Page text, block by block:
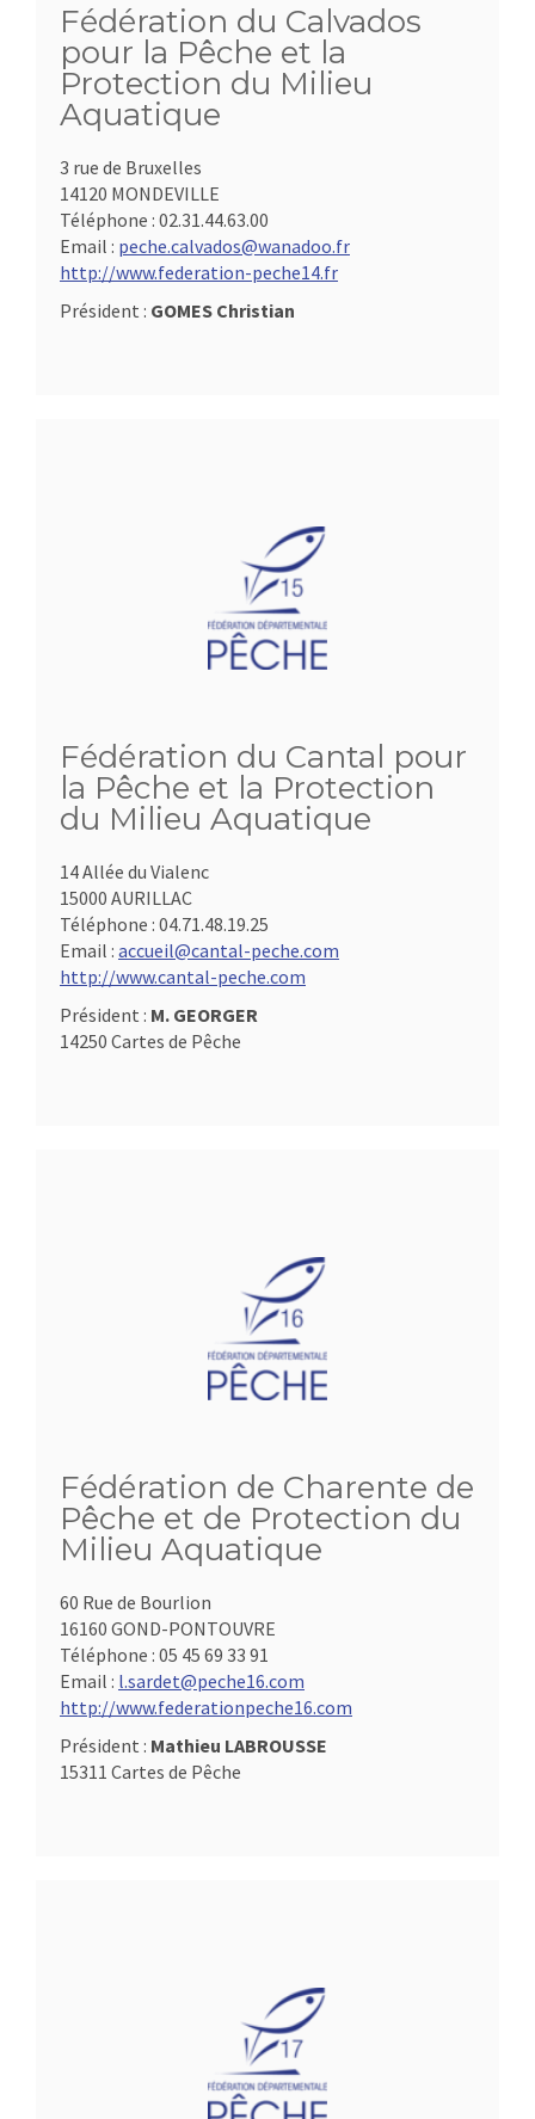
Fédération du Calvados
pour la Pêche et la
Protection du Milieu
Aquatique
3 rue de Bruxelles
14120 MONDEVILLE
Téléphone : 02.31.44.63.00
Email : peche.calvados@wanadoo.fr
http://www.federation-peche14.fr
Président : GOMES Christian
Fédération du Cantal pour
la Pêche et la Protection
du Milieu Aquatique
14 Allée du Vialenc
15000 AURILLAC
Téléphone : 04.71.48.19.25
Email : accueil@cantal-peche.com
http://www.cantal-peche.com
Président : M. GEORGER
14250 Cartes de Pêche
Fédération de Charente de
Pêche et de Protection du
Milieu Aquatique
60 Rue de Bourlion
16160 GOND-PONTOUVRE
Téléphone : 05 45 69 33 91
Email : l.sardet@peche16.com
http://www.federationpeche16.com
Président : Mathieu LABROUSSE
15311 Cartes de Pêche